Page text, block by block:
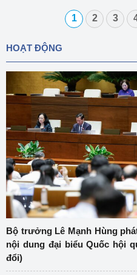
1 2 3
HOẠT ĐỘNG
Bộ trưởng Lê Mạnh Hùng
nội dung đại biểu Quốc hội
đổi)